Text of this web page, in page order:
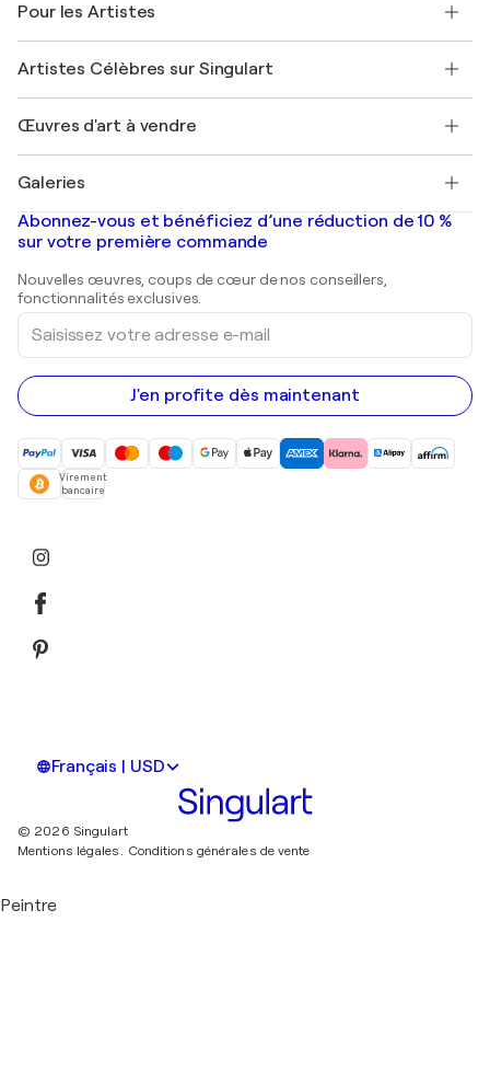
Offrir une carte cadeau
Rejoignez notre programme commercial
Mon compte
+33 1 76 44 06 42
FAQ
Magazine Singulart
Emplois
Découvrez une sélection d'art original
Pour les Artistes
Se connecter en tant qu'Artiste
Artistes Célèbres sur Singulart
Marc Chagall
Banksy
Mr. Brainwash
Shepard Fairey
Œuvres d'art à vendre
Tableaux abstraits à vendre
Peintures de paysage
Estampes
Peintures acryliques
Galeries
Galeries d'art en France
Galeries d'art en Belgique
Abonnez-vous et bénéficiez d’une réduction de 10 %
sur votre première commande
Nouvelles œuvres, coups de cœur de nos conseillers,
fonctionnalités exclusives.
Saisissez
votre
adresse
e-
mail
J'en profite dès maintenant
Virement
bancaire
Français | USD
© 2026 Singulart
Mentions légales.
Conditions générales de vente
Peintre